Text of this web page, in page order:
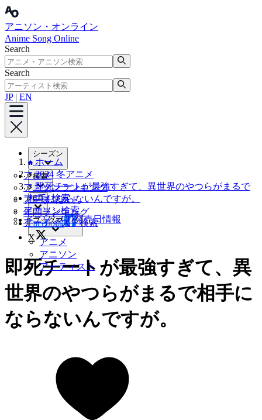
アニソン・オンライン
Anime Song Online
Search
Search
JP| EN
シーズン
アニメ
アニソンランキング
アーティスト
年間ランキング
検索
アニメ検索
アニソン検索
アーティスト検索
CD
アニソンCD発売日情報
ブックマーク
アニメ
アニソン
アーティスト
ホーム
2024 冬アニメ
即死チートが最強すぎて、異世界のやつらがまるで
相手にならないんですが。
Facebook
X
即死チートが最強すぎて、異
世界のやつらがまるで相手に
ならないんですが。